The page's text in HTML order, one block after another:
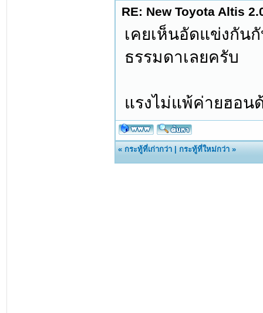
RE: New Toyota Altis
เคยเห็นอัดแข่งกัน
ธรรมดาเลยครับ
แรงไม่แพ้ค่ายฮอน
«กระทู้ที่เก่ากว่า |กระทู้ที่ใหม่กว่า »